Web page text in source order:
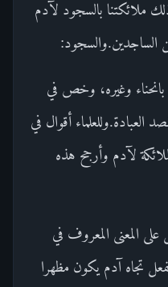
ملائكتنا بالسجود لآدم
الساجدين.والسجود:
وغيره، وخص في
أقوال في
لآدم وأرجح هذه
على المعنى المعروف في
تجاه آدم يكون مظهرا